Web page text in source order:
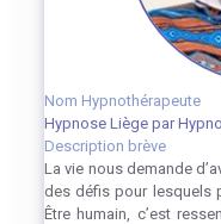
Nom Hypnothérapeute
Hypnose Liège par
Description brève
La vie nous demande
des défis pour lesquels
Être humain, c’est